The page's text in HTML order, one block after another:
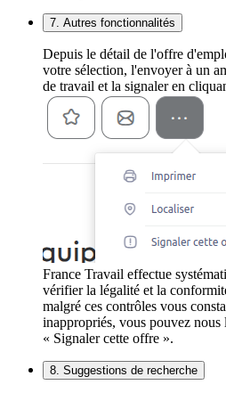
7. Autres fonctionnalités
Depuis le détail de l'offre
votre sélection, l'envoyer à un
de travail et la signaler en
France Travail effectue
vérifier la légalité et la
malgré ces contrôles vous
inappropriés, vous pouvez
« Signaler cette offre ».
8. Suggestions de recherche